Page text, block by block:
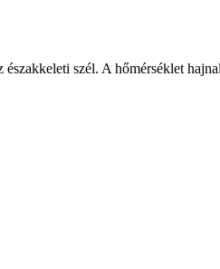
szél. A hőmérséklet